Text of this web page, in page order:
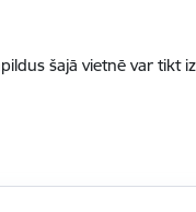
šajā vietnē var tikt